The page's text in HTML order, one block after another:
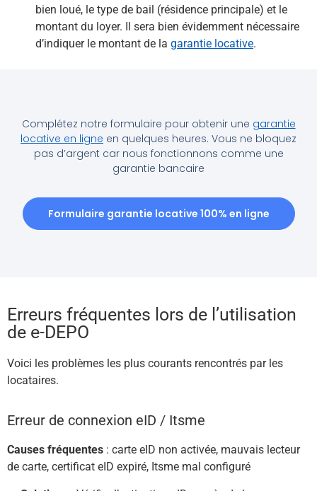
bien loué, le type de bail (résidence principale) et le
montant du loyer. Il sera bien évidemment nécessaire
d’indiquer le montant de la garantie locative.
Complétez notre formulaire pour obtenir une garantie
locative en ligne en quelques heures. Vous ne bloquez
pas d’argent car nous fonctionnons comme une
garantie bancaire
Formulaire garantie locative 100% en ligne
Erreurs fréquentes lors de l’utilisation
de e-DEPO
Voici les problèmes les plus courants rencontrés par les
locataires.
Erreur de connexion eID / Itsme
Causes fréquentes : carte eID non activée, mauvais lecteur
de carte, certificat eID expiré, Itsme mal configuré